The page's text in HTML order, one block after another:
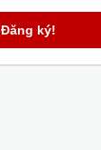
Đăng ký!